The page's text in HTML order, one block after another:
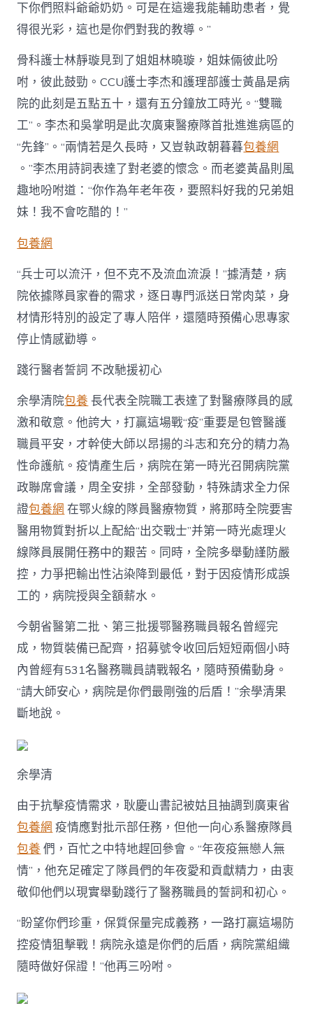
下你們照料爺爺奶奶。可是在這邊我能輔助患者，覺
得很光彩，這也是你們對我的教導。”
骨科護士林靜璇見到了姐姐林曉璇，姐妹倆彼此吩
咐，彼此鼓勁。CCU護士李杰和護理部護士黃晶是病
院的此刻是五點五十，還有五分鐘放工時光。“雙職
工”。李杰和吳掌明是此次廣東醫療隊首批進進病區的
“先鋒”。“兩情若是久長時，又豈執政朝暮暮包養網
。”李杰用詩詞表達了對老婆的懷念。而老婆黃晶則風
趣地吩咐道：“你作為年老年夜，要照料好我的兄弟姐
妹！我不會吃醋的！”
包養網
“兵士可以流汗，但不克不及流血流淚！”據清楚，病
院依據隊員家眷的需求，逐日專門派送日常肉菜，身
材情形特別的設定了專人陪伴，還隨時預備心思專家
停止情感勸導。
踐行醫者誓詞 不改馳援初心
余學清院包養 長代表全院職工表達了對醫療隊員的感
激和敬意。他誇大，打贏這場戰“疫”重要是包管醫護
職員平安，才幹使大師以昂揚的斗志和充分的精力為
性命護航。疫情產生后，病院在第一時光召開病院黨
政聯席會議，周全安排，全部發動，特殊請求全力保
證包養網 在鄂火線的隊員醫療物質，將那時全院要害
醫用物質對折以上配給“出交戰士”并第一時光處理火
線隊員展開任務中的艱苦。同時，全院多舉動謹防嚴
控，力爭把輸出性沾染降到最低，對于因疫情形成誤
工的，病院授與全額薪水。
今朝省醫第二批、第三批援鄂醫務職員報名曾經完
成，物質裝備已配齊，招募號令收回后短短兩個小時
內曾經有531名醫務職員請戰報名，隨時預備動身。
“請大師安心，病院是你們最剛強的后盾！”余學清果
斷地說。
余學清
由于抗擊疫情需求，耿慶山書記被姑且抽調到廣東省
包養網 疫情應對批示部任務，但他一向心系醫療隊員
包養 們，百忙之中特地趕回參會。“年夜疫無戀人無
情”，他充足確定了隊員們的年夜愛和貢獻精力，由衷
敬仰他們以現實舉動踐行了醫務職員的誓詞和初心。
“盼望你們珍重，保質保量完成義務，一路打贏這場防
控疫情狙擊戰！病院永遠是你們的后盾，病院黨組織
隨時做好保證！”他再三吩咐。